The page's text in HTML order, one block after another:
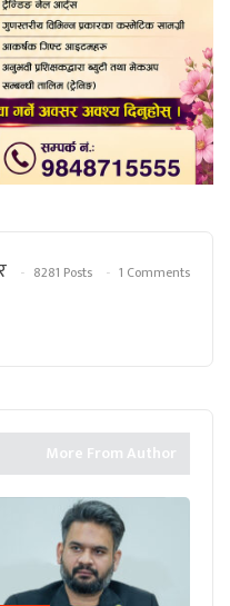
8281 Posts 1 Comments
More From Author